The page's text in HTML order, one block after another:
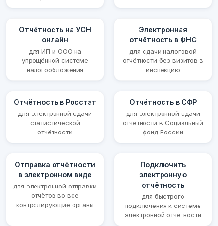
Отчётность на УСН
онлайн
для ИП и ООО на
упрощённой системе
налогообложения
Электронная
отчётность в ФНС
для сдачи налоговой
отчётности без визитов в
инспекцию
Отчётность в Росстат
для электронной сдачи
статистической
отчётности
Отчётность в СФР
для электронной сдачи
отчётности в Социальный
фонд России
Отправка отчётности
в электронном виде
для электронной отправки
отчётов во все
контролирующие органы
Подключить
электронную
отчётность
для быстрого
подключения к системе
электронной отчётности